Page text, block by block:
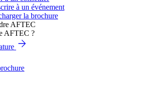
à un événement
la brochure
AFTEC ?